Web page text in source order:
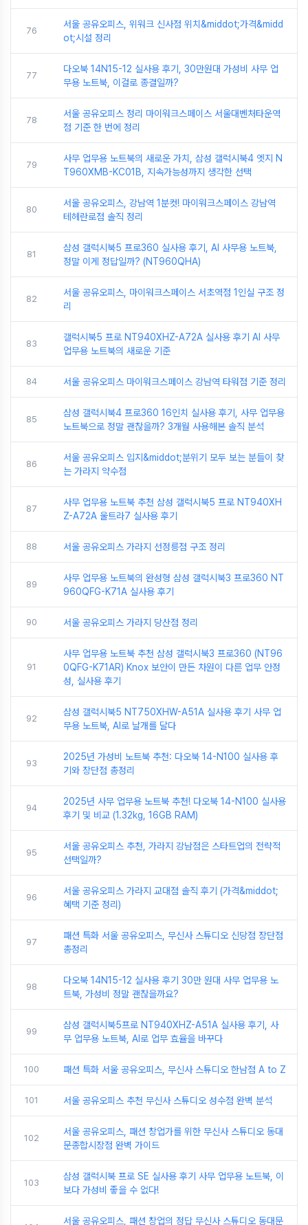
76
서울 공유오피스, 위워크 신사점 위치&middot;가격&midd
ot;시설 정리
77
다오북 14N15-12 실사용 후기, 30만원대 가성비 사무 업
무용 노트북, 이걸로 종결일까?
78
서울 공유오피스 정리 마이워크스페이스 서울대벤처타운역
점 기준 한 번에 정리
79
사무 업무용 노트북의 새로운 가치, 삼성 갤럭시북4 엣지 N
T960XMB-KC01B, 지속가능성까지 생각한 선택
80
서울 공유오피스, 강남역 1분컷! 마이워크스페이스 강남역
테헤란로점 솔직 정리
81
삼성 갤럭시북5 프로360 실사용 후기, AI 사무용 노트북,
정말 이게 정답일까? (NT960QHA)
82
서울 공유오피스, 마이워크스페이스 서초역점 1인실 구조 정
리
83
갤럭시북5 프로 NT940XHZ-A72A 실사용 후기 AI 사무
업무용 노트북의 새로운 기준
84 서울 공유오피스 마이워크스페이스 강남역 타워점 기준 정리
85
삼성 갤럭시북4 프로360 16인치 실사용 후기, 사무 업무용
노트북으로 정말 괜찮을까? 3개월 사용해본 솔직 분석
86
서울 공유오피스 입지&middot;분위기 모두 보는 분들이 찾
는 가라지 약수점
87
사무 업무용 노트북 추천 삼성 갤럭시북5 프로 NT940XH
Z-A72A 울트라7 실사용 후기
88 서울 공유오피스 가라지 선정릉점 구조 정리
89
사무 업무용 노트북의 완성형 삼성 갤럭시북3 프로360 NT
960QFG-K71A 실사용 후기
90 서울 공유오피스 가라지 당산점 정리
91
사무 업무용 노트북 추천 삼성 갤럭시북3 프로360 (NT96
0QFG-K71AR) Knox 보안이 만든 차원이 다른 업무 안정
성, 실사용 후기
92
삼성 갤럭시북5 NT750XHW-A51A 실사용 후기 사무 업
무용 노트북, AI로 날개를 달다
93
2025년 가성비 노트북 추천: 다오북 14-N100 실사용 후
기와 장단점 총정리
94
2025년 사무 업무용 노트북 추천! 다오북 14-N100 실사용
후기 및 비교 (1.32kg, 16GB RAM)
95
서울 공유오피스 추천, 가라지 강남점은 스타트업의 전략적
선택일까?
96
서울 공유오피스 가라지 교대점 솔직 후기 (가격&middot;
혜택 기준 정리)
97
패션 특화 서울 공유오피스, 무신사 스튜디오 신당점 장단점
총정리
98
다오북 14N15-12 실사용 후기 30만 원대 사무 업무용 노
트북, 가성비 정말 괜찮을까요?
99
삼성 갤럭시북5프로 NT940XHZ-A51A 실사용 후기, 사
무 업무용 노트북, AI로 업무 효율을 바꾸다
100 패션 특화 서울 공유오피스, 무신사 스튜디오 한남점 A to Z
101 서울 공유오피스 추천 무신사 스튜디오 성수점 완벽 분석
102
서울 공유오피스, 패션 창업가를 위한 무신사 스튜디오 동대
문종합시장점 완벽 가이드
103
삼성 갤럭시북 프로 SE 실사용 후기 사무 업무용 노트북, 이
보다 가성비 좋을 수 없다!
서울 공유오피스, 패션 창업의 정답 무신사 스튜디오 동대문